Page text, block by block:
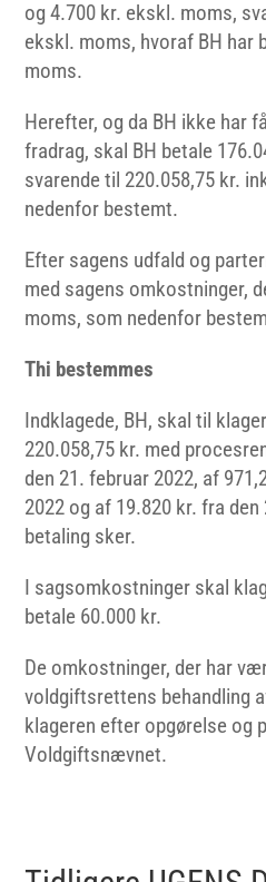
og 4.700 kr. ekskl. moms,
ekskl. moms, hvoraf BH har
moms.
Herefter, og da BH ikke har
fradrag, skal BH betale
svarende til 220.058,75 kr.
nedenfor bestemt.
Efter sagens udfald og
med sagens omkostninger,
moms, som nedenfor
Thi bestemmes
Indklagede, BH, skal til
220.058,75 kr. med
den 21. februar 2022, af
2022 og af 19.820 kr. fra
betaling sker.
I sagsomkostninger skal
betale 60.000 kr.
De omkostninger, der har
voldgiftsrettens behandling
klageren efter opgørelse og
Voldgiftsnævnet.